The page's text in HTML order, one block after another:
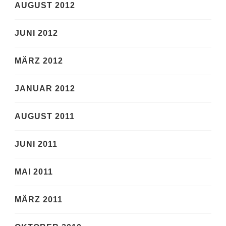
AUGUST 2012
JUNI 2012
MÄRZ 2012
JANUAR 2012
AUGUST 2011
JUNI 2011
MAI 2011
MÄRZ 2011